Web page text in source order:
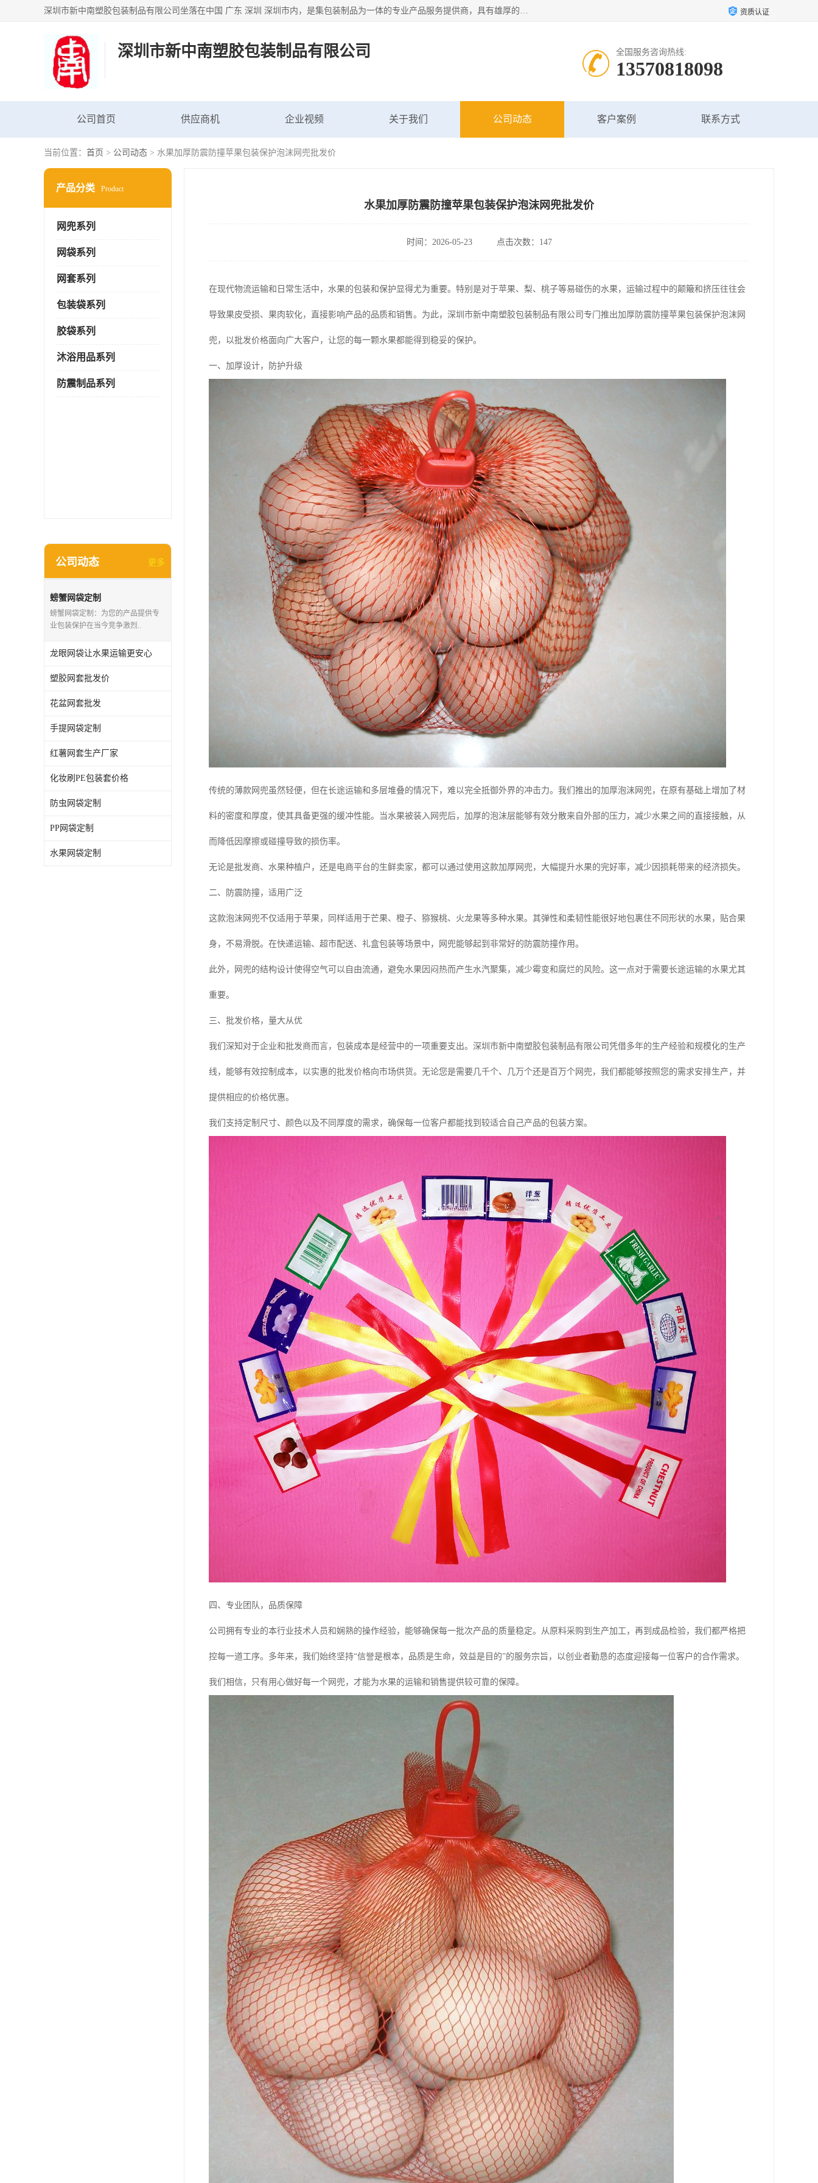
深圳市新中南塑胶包装制品有限公司坐落在中国 广东 深圳 深圳市内，是集包装制品为一体的专业产品服务提供商，具有雄厚的科研实力、技术实力和经济实力。主营网袋、网兜、网眼袋、网格袋、鱼丝网、尼龙网袋、网扣、网套等产品,大量批发,价格实惠。欢迎广大新老客户来电咨询价格、加盟、招商等服务。 资质认证
深圳市新中南塑胶包装制品有限公司 全国服务咨询热线:
13570818098
公司首页 供应商机 企业视频 关于我们 公司动态 客户案例 联系方式
当前位置： 首页 > 公司动态 > 水果加厚防震防撞苹果包装保护泡沫网兜批发价
产品分类 Product
网兜系列
网袋系列
网套系列
包装袋系列
胶袋系列
沐浴用品系列
防震制品系列
公司动态 更多
螃蟹网袋定制
螃蟹网袋定制：为您的产品提供专
业包装保护在当今竞争激烈..
龙眼网袋让水果运输更安心
塑胶网套批发价
花盆网套批发
手提网袋定制
红薯网套生产厂家
化妆刷PE包装套价格
防虫网袋定制
PP网袋定制
水果网袋定制
水果加厚防震防撞苹果包装保护泡沫网兜批发价
时间：2026-05-23 点击次数：147
在现代物流运输和日常生活中，水果的包装和保护显得尤为重要。特别是对于苹果、梨、桃子等易碰伤的水果，运输过程中的颠簸和挤压往往会
导致果皮受损、果肉软化，直接影响产品的品质和销售。为此，深圳市新中南塑胶包装制品有限公司专门推出加厚防震防撞苹果包装保护泡沫网
兜，以批发价格面向广大客户，让您的每一颗水果都能得到稳妥的保护。
一、加厚设计，防护升级
传统的薄款网兜虽然轻便，但在长途运输和多层堆叠的情况下，难以完全抵御外界的冲击力。我们推出的加厚泡沫网兜，在原有基础上增加了材
料的密度和厚度，使其具备更强的缓冲性能。当水果被装入网兜后，加厚的泡沫层能够有效分散来自外部的压力，减少水果之间的直接接触，从
而降低因摩擦或碰撞导致的损伤率。
无论是批发商、水果种植户，还是电商平台的生鲜卖家，都可以通过使用这款加厚网兜，大幅提升水果的完好率，减少因损耗带来的经济损失。
二、防震防撞，适用广泛
这款泡沫网兜不仅适用于苹果，同样适用于芒果、橙子、猕猴桃、火龙果等多种水果。其弹性和柔韧性能很好地包裹住不同形状的水果，贴合果
身，不易滑脱。在快递运输、超市配送、礼盒包装等场景中，网兜能够起到非常好的防震防撞作用。
此外，网兜的结构设计使得空气可以自由流通，避免水果因闷热而产生水汽聚集，减少霉变和腐烂的风险。这一点对于需要长途运输的水果尤其
重要。
三、批发价格，量大从优
我们深知对于企业和批发商而言，包装成本是经营中的一项重要支出。深圳市新中南塑胶包装制品有限公司凭借多年的生产经验和规模化的生产
线，能够有效控制成本，以实惠的批发价格向市场供货。无论您是需要几千个、几万个还是百万个网兜，我们都能够按照您的需求安排生产，并
提供相应的价格优惠。
我们支持定制尺寸、颜色以及不同厚度的需求，确保每一位客户都能找到较适合自己产品的包装方案。
四、专业团队，品质保障
公司拥有专业的本行业技术人员和娴熟的操作经验，能够确保每一批次产品的质量稳定。从原料采购到生产加工，再到成品检验，我们都严格把
控每一道工序。多年来，我们始终坚持“信誉是根本，品质是生命，效益是目的”的服务宗旨，以创业者勤恳的态度迎接每一位客户的合作需求。
我们相信，只有用心做好每一个网兜，才能为水果的运输和销售提供较可靠的保障。